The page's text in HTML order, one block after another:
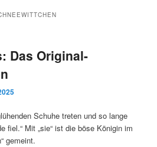
Das Original-
Schuhe treten und so lange
fiel.“ Mit „sie“ ist die böse Königin im
gemeint.